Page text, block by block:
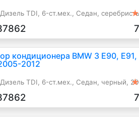
TDI, 6-ст.мех., Седан,
кондиционера BMW 3 E90, E91,
2012
TDI, 6-ст.мех., Седан, черный,